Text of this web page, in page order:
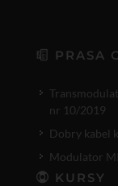
PRASA
nr 10/2019
Dobry kabel
Modulator
KURSY